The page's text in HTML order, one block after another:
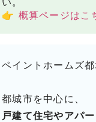
👉 概算ページはこ
ペイントホームズ
都城市を中心に、
戸建て住宅やアパ